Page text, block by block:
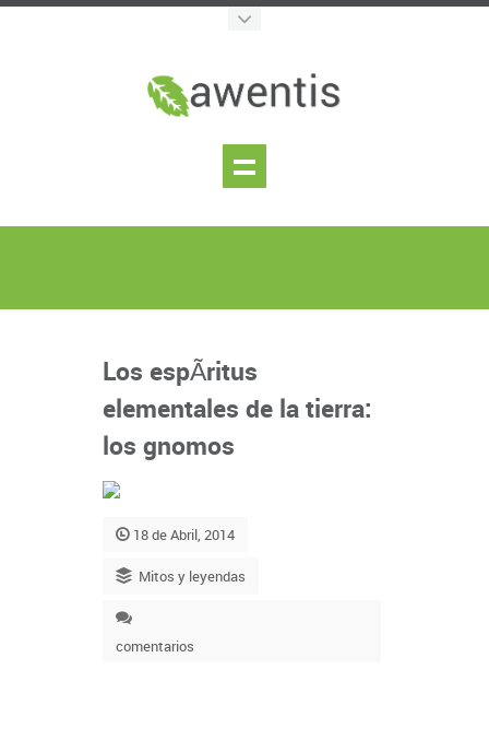
Los espÃ­ritus
elementales de la tierra:
los gnomos
18 de Abril, 2014
Mitos y leyendas
comentarios